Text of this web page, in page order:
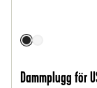
Dammplugg för